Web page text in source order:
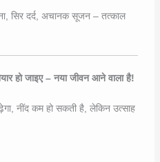
सिर दर्द, अचानक सूजन – तत्काल
हो जाइए – नया जीवन आने वाला है!
नींद कम हो सकती है, लेकिन उत्साह